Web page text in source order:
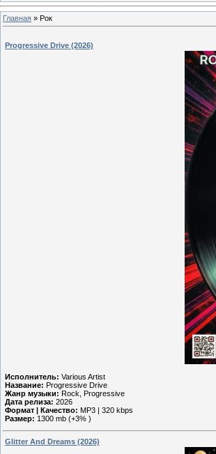
Главная » Рок
Progressive Drive (2026)
Исполнитель: Various Artist
Название: Progressive Drive
Жанр музыки: Rock, Progressive
Дата релиза: 2026
Формат | Качество: MP3 | 320 kbps
Размер: 1300 mb (+3% )
Glitter And Dreams (2026)